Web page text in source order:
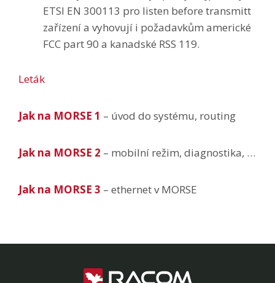
ETSI EN 300113 pro listen before transmitt
zařízení a vyhovují i požadavkům americké
FCC part 90 a kanadské RSS 119.
Leták
Jak na MORSE 1 – úvod do systému, routing
Jak na MORSE 2 – mobilní režim, diagnostika, …
Jak na MORSE 3 – ethernet v MORSE